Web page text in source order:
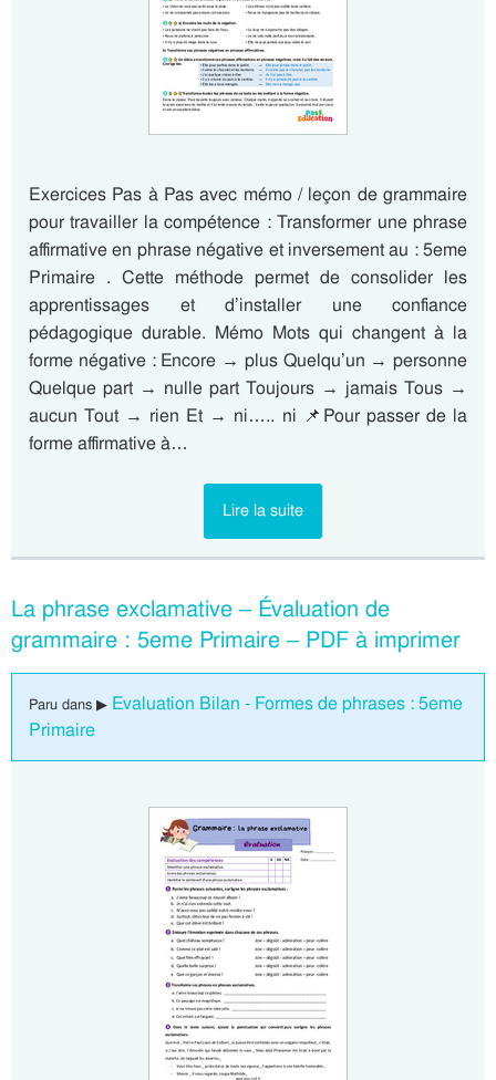
Exercices Pas à Pas avec mémo / leçon de grammaire
pour travailler la compétence : Transformer une phrase
affirmative en phrase négative et inversement au : 5eme
Primaire . Cette méthode permet de consolider les
apprentissages et d’installer une confiance
pédagogique durable. Mémo Mots qui changent à la
forme négative : Encore → plus Quelqu’un → personne
Quelque part → nulle part Toujours → jamais Tous →
aucun Tout → rien Et → ni….. ni 📌Pour passer de la
forme affirmative à…
Lire la suite
La phrase exclamative – Évaluation de
grammaire : 5eme Primaire – PDF à imprimer
Paru dans ▶ Evaluation Bilan - Formes de phrases : 5eme
Primaire